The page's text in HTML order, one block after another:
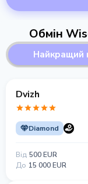
Обмін
Найкращий
Dvizh
Diamond
Від 500 EUR
До 15 000 EUR